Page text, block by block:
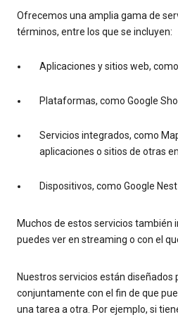
Ofrecemos una amplia gama de
términos, entre los que se incluyen:
Aplicaciones y sitios web,
Plataformas, como Google
Servicios integrados, como
aplicaciones o sitios de otras
Dispositivos, como Google Nest
Muchos de estos servicios también
puedes ver en streaming o con el
Nuestros servicios están diseñados
conjuntamente con el fin de que
una tarea a otra. Por ejemplo, si